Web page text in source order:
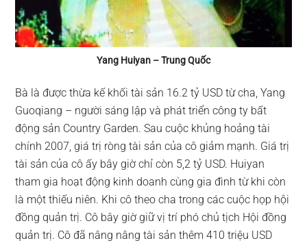
Yang Huiyan – Trung Quốc
Bà là được thừa kế khối tài sản 16.2 tỷ USD từ cha, Yang
Guoqiang – người sáng lập và phát triển công ty bất
động sản Country Garden. Sau cuộc khủng hoảng tài
chính 2007, giá trị ròng tài sản của cô giảm mạnh. Giá trị
tài sản của cô ấy bây giờ chỉ còn 5,2 tỷ USD. Huiyan
tham gia hoạt động kinh doanh cùng gia đình từ khi còn
là một thiếu niên. Khi cô theo cha trong các cuộc họp hội
đồng quản trị. Cô bây giờ giữ vị trí phó chủ tịch Hội đồng
quản trị. Cô đã nâng nâng tài sản thêm 410 triệu USD